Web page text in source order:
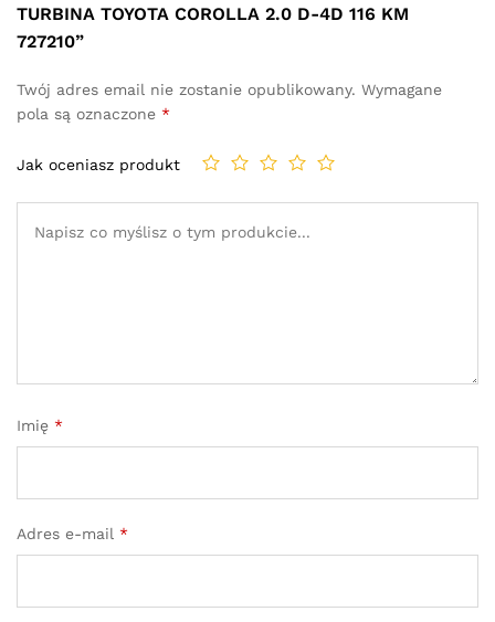
TURBINA TOYOTA COROLLA 2.0 D-4D 116 KM
727210”
Twój adres email nie zostanie opublikowany. Wymagane
pola są oznaczone *
Jak oceniasz produkt
Imię *
Adres e-mail *